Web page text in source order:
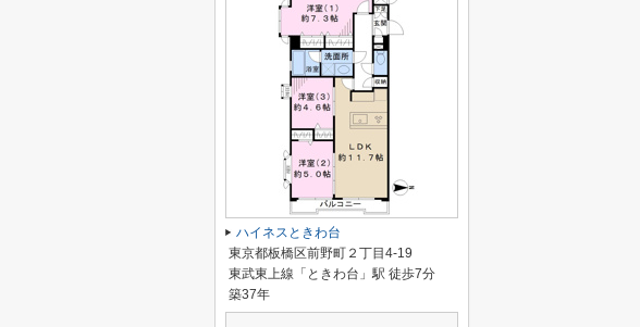
ハイネスときわ台
東京都板橋区前野町２丁目4-19
東武東上線「ときわ台」駅 徒歩7分
築37年